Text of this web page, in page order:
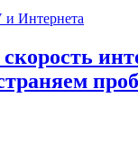
Интернета